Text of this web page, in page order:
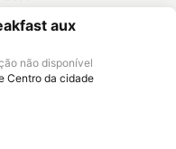
aos favoritos
aux
não disponível
Centro da cidade